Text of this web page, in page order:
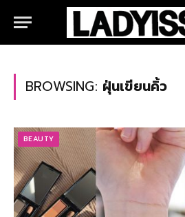
BROWSING: ฝุ่นเขียนคิ้ว
BEAUTY